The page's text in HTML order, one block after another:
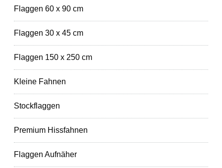
Flaggen 60 x 90 cm
Flaggen 30 x 45 cm
Flaggen 150 x 250 cm
Kleine Fahnen
Stockflaggen
Premium Hissfahnen
Flaggen Aufnäher